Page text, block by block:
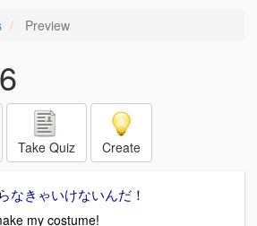
Preview
Take Quiz Create
なきゃいけないんだ！
my costume!